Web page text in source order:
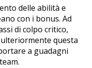
delle abilità e
con i bonus. Ad
di colpo critico,
questa
a guadagni